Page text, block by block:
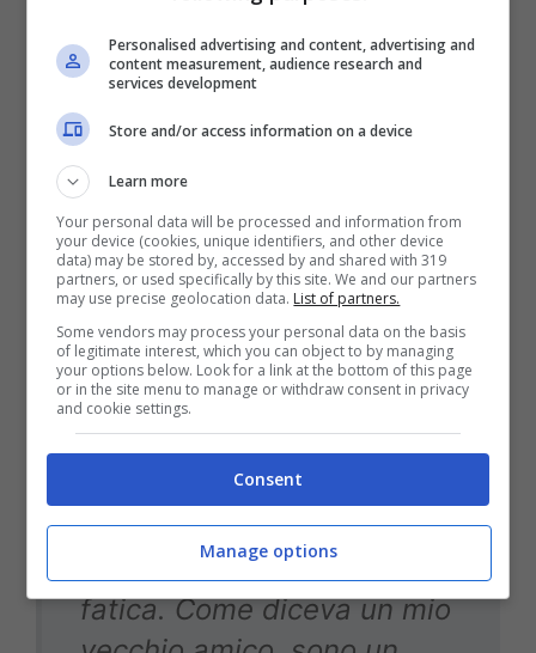
solo. Sicuramente abbiamo
avuto una forte rivalità. Da
parte nostra, sinceramente,
faccio fatica a condividere
il concesso di acredine. C’è
questo concetto che faccio
fatica a condividere da
anni: finchè c’è la palla in
gioco si può dire tutto
quello che ti esce dalla
bocca, poi alla fine chi ha
vinto, chi ha perso, ci si
stringe la mano. Stringere
la mano faccio un po’
fatica. Come diceva un mio
Personalised advertising and content, advertising and
content measurement, audience research and
services development
Store and/or access information on a device
Learn more
Your personal data will be processed and information from
your device (cookies, unique identifiers, and other device
data) may be stored by, accessed by and shared with 319
partners, or used specifically by this site. We and our partners
may use precise geolocation data. List of partners.
Some vendors may process your personal data on the basis
of legitimate interest, which you can object to by managing
your options below. Look for a link at the bottom of this page
or in the site menu to manage or withdraw consent in privacy
and cookie settings.
Consent
Manage options